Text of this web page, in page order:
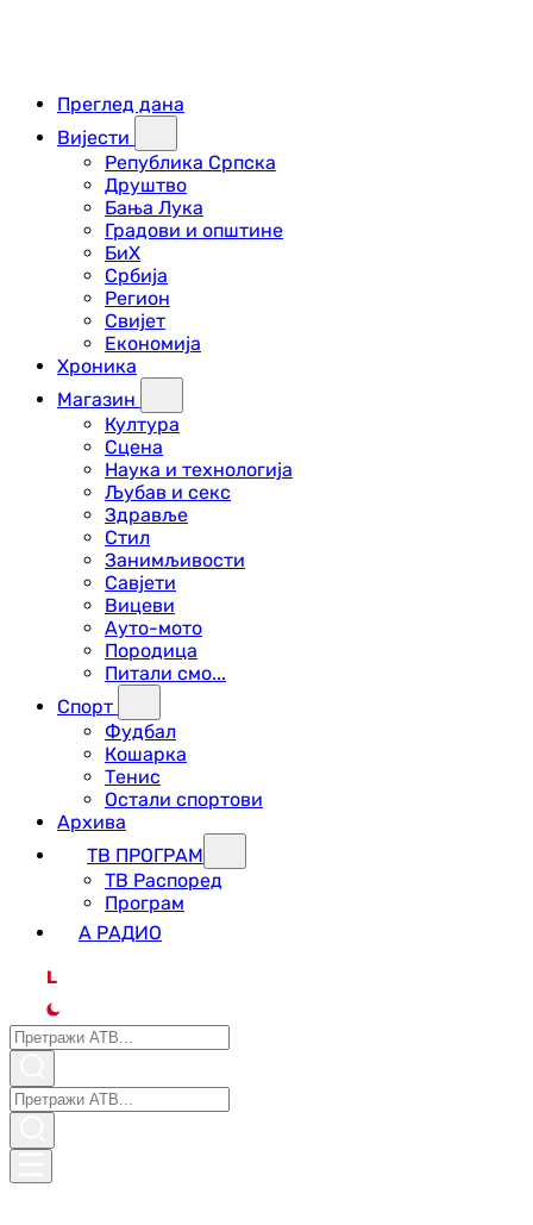
Преглед дана
Вијести
Република Српска
Друштво
Бања Лука
Градови и општине
БиХ
Србија
Регион
Свијет
Економија
Хроника
Магазин
Култура
Сцена
Наука и технологија
Љубав и секс
Здравље
Стил
Занимљивости
Савјети
Вицеви
Ауто-мото
Породица
Питали смо...
Спорт
Фудбал
Кошарка
Тенис
Остали спортови
Архива
ТВ ПРОГРАМ
ТВ Распоред
Програм
А РАДИО
L